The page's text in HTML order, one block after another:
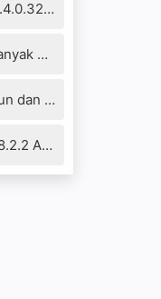
KineMaster Pro Premium v7.4.0.32290.GP Mod Apk (No Watermark)
10 Topik Blog yang Paling Banyak Dikunjungi 2021
Inilah Bacaan Doa Akhir Tahun dan Awal Tahun Islam Hijriyah
ExpressVPN Pro Premium v8.2.2 Apk